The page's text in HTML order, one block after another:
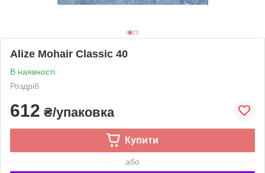
Alize Mohair Classic 40
В наявності
Роздріб
612 ₴/упаковка
Купити
або